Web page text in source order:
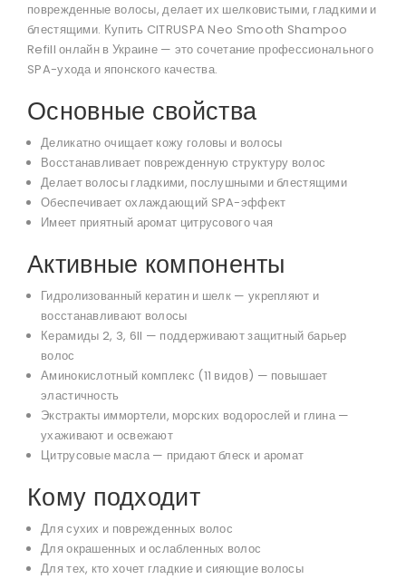
поврежденные волосы, делает их шелковистыми, гладкими и
блестящими. Купить CITRUSPA Neo Smooth Shampoo
Refill онлайн в Украине — это сочетание профессионального
SPA-ухода и японского качества.
Основные свойства
Деликатно очищает кожу головы и волосы
Восстанавливает поврежденную структуру волос
Делает волосы гладкими, послушными и блестящими
Обеспечивает охлаждающий SPA-эффект
Имеет приятный аромат цитрусового чая
Активные компоненты
Гидролизованный кератин и шелк — укрепляют и
восстанавливают волосы
Керамиды 2, 3, 6II — поддерживают защитный барьер
волос
Аминокислотный комплекс (11 видов) — повышает
эластичность
Экстракты иммортели, морских водорослей и глина —
ухаживают и освежают
Цитрусовые масла — придают блеск и аромат
Кому подходит
Для сухих и поврежденных волос
Для окрашенных и ослабленных волос
Для тех, кто хочет гладкие и сияющие волосы